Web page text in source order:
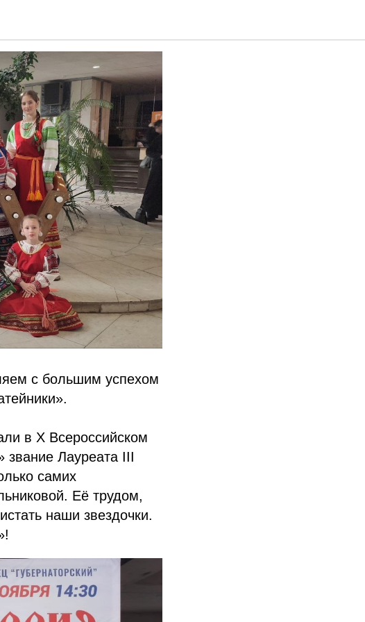
Россия"
с большим успехом
в X Всероссийском
звание Лауреата III
самих
Её трудом,
наши звездочки.